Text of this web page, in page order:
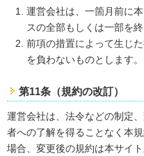
運営会社は、一箇月前に
スの全部もしくは一部を
前項の措置によって生じ
を負わないものとします。
第11条（規約の改訂）
運営会社は、法令などの制定
者への了解を得ることなく本
場合、変更後の規約は本サイ